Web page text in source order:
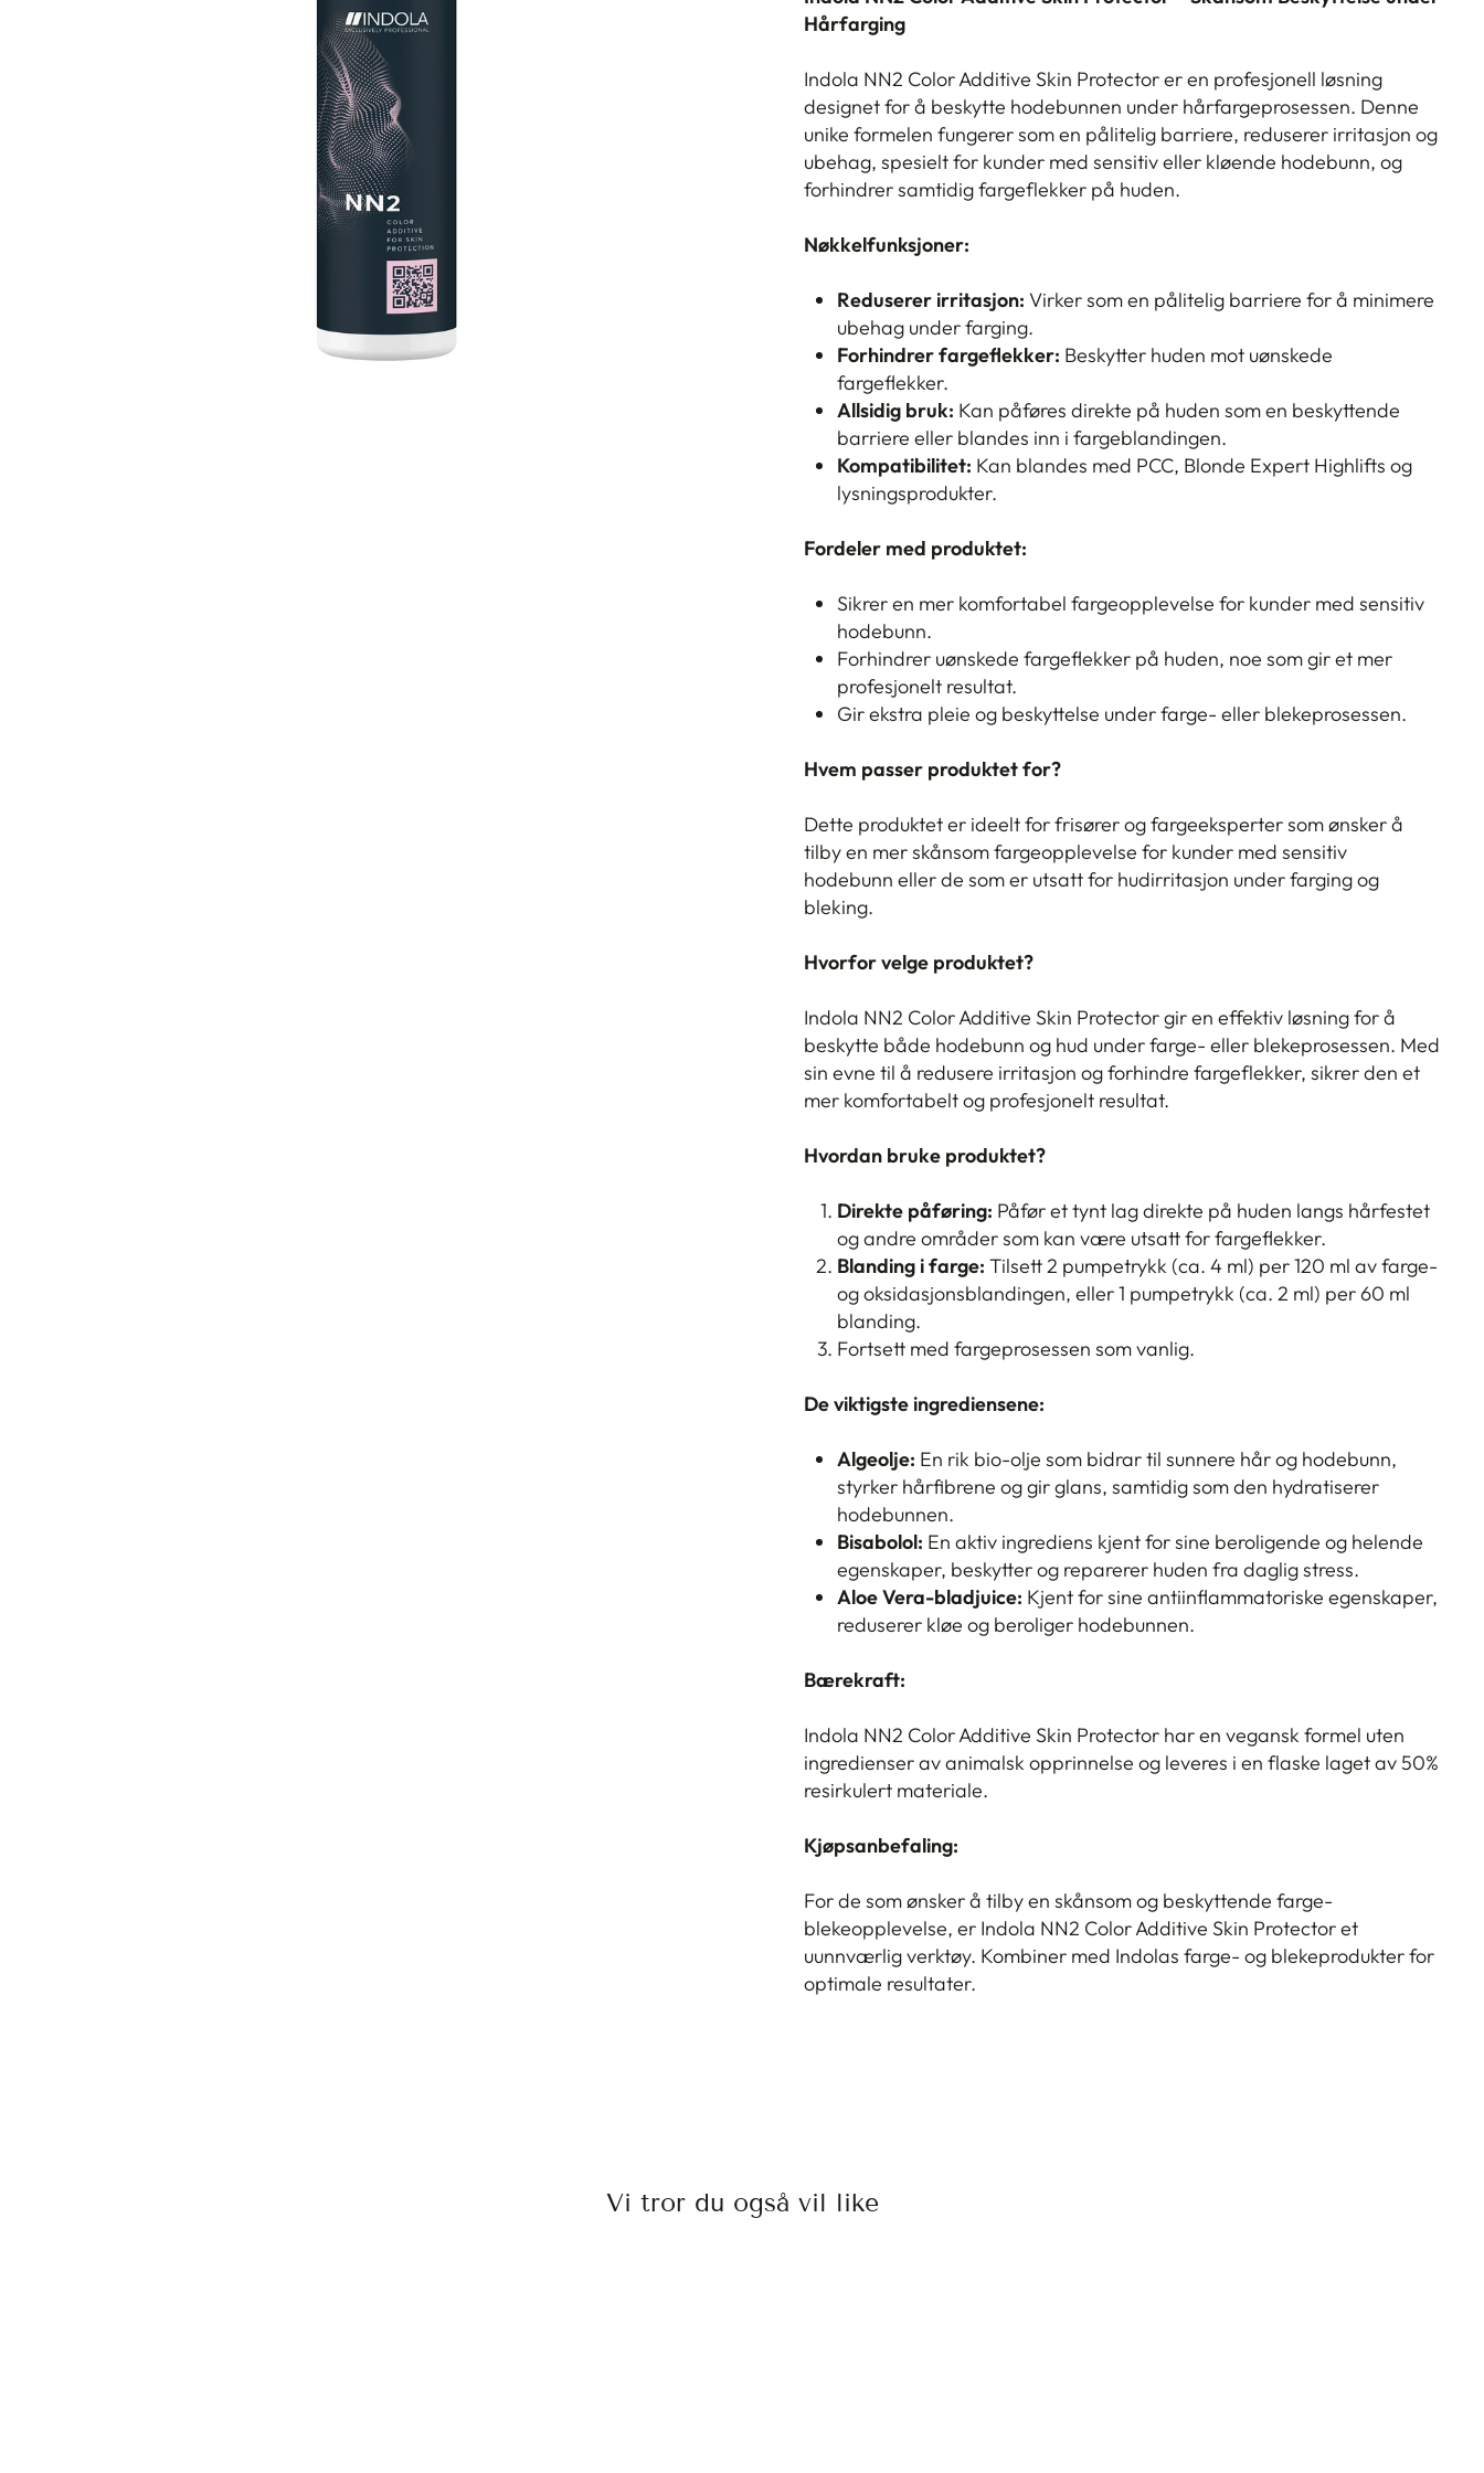
Hårfarging
Indola NN2 Color Additive Skin Protector er en profesjonell løsning
designet for å beskytte hodebunnen under hårfargeprosessen. Denne
unike formelen fungerer som en pålitelig barriere, reduserer irritasjon og
ubehag, spesielt for kunder med sensitiv eller kløende hodebunn, og
forhindrer samtidig fargeflekker på huden.
Nøkkelfunksjoner:
Reduserer irritasjon: Virker som en pålitelig barriere for å minimere
ubehag under farging.
Forhindrer fargeflekker: Beskytter huden mot uønskede
fargeflekker.
Allsidig bruk: Kan påføres direkte på huden som en beskyttende
barriere eller blandes inn i fargeblandingen.
Kompatibilitet: Kan blandes med PCC, Blonde Expert Highlifts og
lysningsprodukter.
Fordeler med produktet:
Sikrer en mer komfortabel fargeopplevelse for kunder med sensitiv
hodebunn.
Forhindrer uønskede fargeflekker på huden, noe som gir et mer
profesjonelt resultat.
Gir ekstra pleie og beskyttelse under farge- eller blekeprosessen.
Hvem passer produktet for?
Dette produktet er ideelt for frisører og fargeeksperter som ønsker å
tilby en mer skånsom fargeopplevelse for kunder med sensitiv
hodebunn eller de som er utsatt for hudirritasjon under farging og
bleking.
Hvorfor velge produktet?
Indola NN2 Color Additive Skin Protector gir en effektiv løsning for å
beskytte både hodebunn og hud under farge- eller blekeprosessen. Med
sin evne til å redusere irritasjon og forhindre fargeflekker, sikrer den et
mer komfortabelt og profesjonelt resultat.
Hvordan bruke produktet?
Direkte påføring: Påfør et tynt lag direkte på huden langs hårfestet
og andre områder som kan være utsatt for fargeflekker.
Blanding i farge: Tilsett 2 pumpetrykk (ca. 4 ml) per 120 ml av farge-
og oksidasjonsblandingen, eller 1 pumpetrykk (ca. 2 ml) per 60 ml
blanding.
Fortsett med fargeprosessen som vanlig.
De viktigste ingrediensene:
Algeolje: En rik bio-olje som bidrar til sunnere hår og hodebunn,
styrker hårfibrene og gir glans, samtidig som den hydratiserer
hodebunnen.
Bisabolol: En aktiv ingrediens kjent for sine beroligende og helende
egenskaper, beskytter og reparerer huden fra daglig stress.
Aloe Vera-bladjuice: Kjent for sine antiinflammatoriske egenskaper,
reduserer kløe og beroliger hodebunnen.
Bærekraft:
Indola NN2 Color Additive Skin Protector har en vegansk formel uten
ingredienser av animalsk opprinnelse og leveres i en flaske laget av 50%
resirkulert materiale.
Kjøpsanbefaling:
For de som ønsker å tilby en skånsom og beskyttende farge-
blekeopplevelse, er Indola NN2 Color Additive Skin Protector et
uunnværlig verktøy. Kombiner med Indolas farge- og blekeprodukter for
optimale resultater.
Vi tror du også vil like